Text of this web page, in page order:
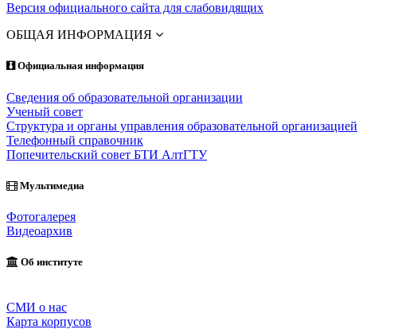
Версия официального сайта для слабовидящих
ОБЩАЯ ИНФОРМАЦИЯ
Официальная информация
Сведения об образовательной организации
Ученый совет
Структура и органы управления образовательной организацией
Телефонный справочник
Попечительский совет БТИ АлтГТУ
Мультимедиа
Фотогалерея
Видеоархив
Об институте
СМИ о нас
Карта корпусов